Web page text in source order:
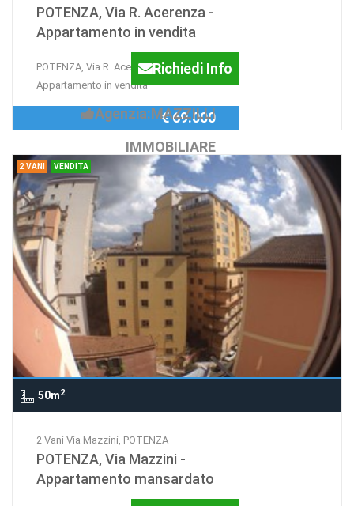
POTENZA, Via R. Acerenza -
Appartamento in vendita
POTENZA, Via R. Acerenza -
Appartamento in vendita
Richiedi Info
Agenzia:MAZZILLI
IMMOBILIARE
€ 69.000
2 VANI VENDITA
50m2
2 Vani Via Mazzini, POTENZA
POTENZA, Via Mazzini -
Appartamento mansardato